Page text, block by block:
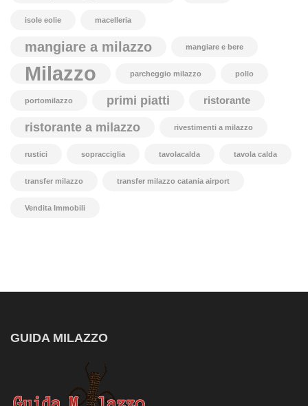
isole eolie macelleria
mangiare a milazzo mangiare e bere
Milazzo parcheggio milazzo pollo
portomilazzo primi piatti ristorante
ristorante a milazzo rivestimenti a milazzo
rustici sopracciglia tavolacalda tavola calda
transfer milazzo transfer milazzo catania airport
Vendita Immobili
GUIDA MILAZZO